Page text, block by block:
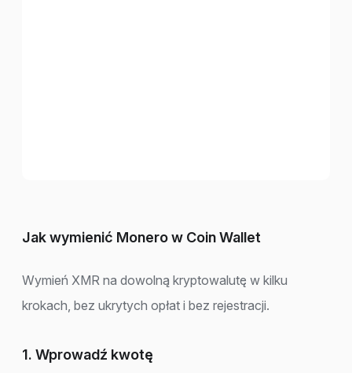
Jak wymienić Monero w Coin Wallet
Wymień XMR na dowolną kryptowalutę w kilku
krokach, bez ukrytych opłat i bez rejestracji.
1. Wprowadź kwotę